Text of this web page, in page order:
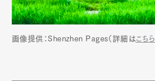
画像提供：Shenzhen Pages（詳細はこちら